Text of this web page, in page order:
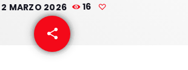
2 MARZO 2026 16
share
email